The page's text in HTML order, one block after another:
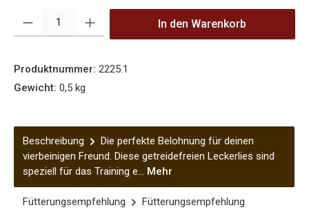
In den Warenkorb
Produktnummer: 2225.1
Gewicht: 0,5 kg
Beschreibung
Die perfekte Belohnung für deinen
vierbeinigen Freund. Diese getreidefreien Leckerlies sind
speziell für das Training e… Mehr
Fütterungsempfehlung
Fütterungsempfehlung